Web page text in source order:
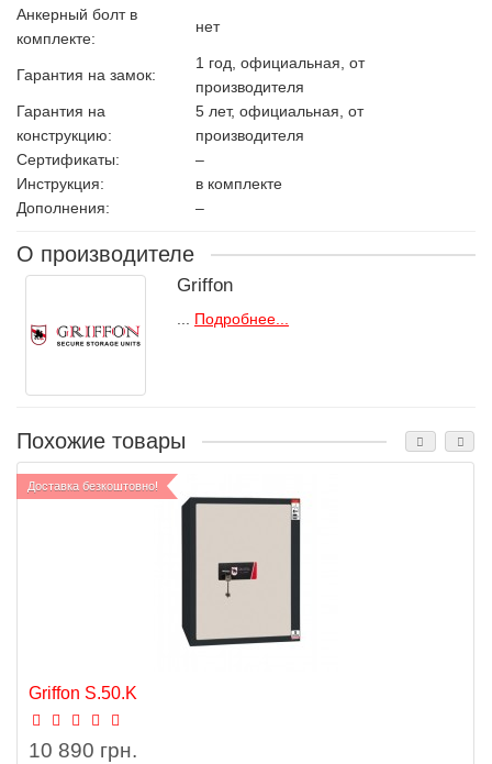
Анкерный болт в
комплекте:
нет
Гарантия на замок:
1 год, официальная, от
производителя
Гарантия на
конструкцию:
5 лет, официальная, от
производителя
Сертификаты:
–
Инструкция:
в комплекте
Дополнения:
–
О производителе
Griffon
Подробнее...
Похожие товары
Доставка безкоштовно!
Griffon S.50.K
10 890 грн.